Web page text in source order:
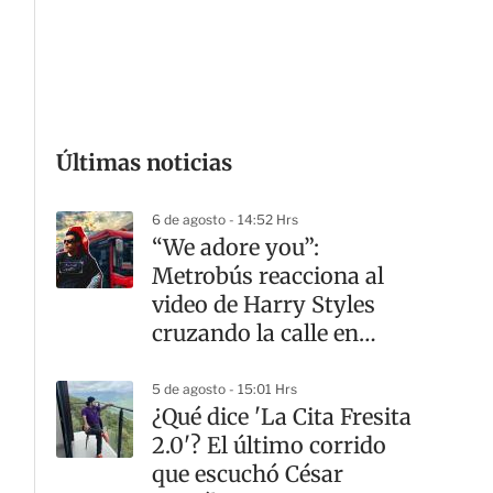
Últimas noticias
6 de agosto - 14:52 Hrs
“We adore you”:
Metrobús reacciona al
video de Harry Styles
cruzando la calle en
5 de agosto - 15:01 Hrs
¿Qué dice 'La Cita Fresita
2.0'? El último corrido
que escuchó César